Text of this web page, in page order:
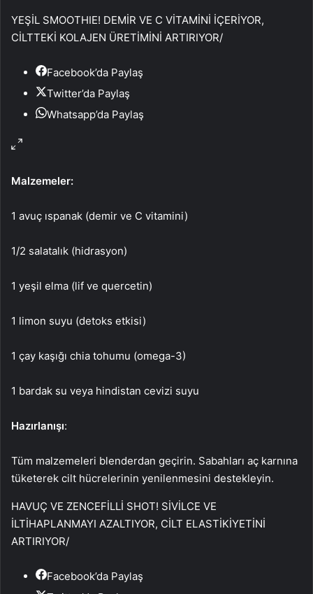
YEŞİL SMOOTHIE! DEMİR VE C VİTAMİNİ İÇERİYOR,
CİLTTEKİ KOLAJEN ÜRETİMİNİ ARTIRIYOR/
Facebook’da Paylaş
Twitter’da Paylaş
Whatsapp’da Paylaş
Malzemeler:
1 avuç ıspanak (demir ve C vitamini)
1/2 salatalık (hidrasyon)
1 yeşil elma (lif ve quercetin)
1 limon suyu (detoks etkisi)
1 çay kaşığı chia tohumu (omega-3)
1 bardak su veya hindistan cevizi suyu
Hazırlanışı:
Tüm malzemeleri blenderdan geçirin. Sabahları aç karnına
tüketerek cilt hücrelerinin yenilenmesini destekleyin.
HAVUÇ VE ZENCEFİLLİ SHOT! SİVİLCE VE
İLTİHAPLANMAYI AZALTIYOR, CİLT ELASTİKİYETİNİ
ARTIRIYOR/
Facebook’da Paylaş